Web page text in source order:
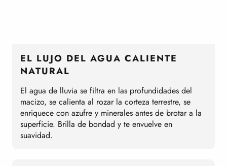
EL LUJO DEL AGUA CALIENTE
NATURAL
El agua de lluvia se filtra en las profundidades del
macizo, se calienta al rozar la corteza terrestre, se
enriquece con azufre y minerales antes de brotar a la
superficie. Brilla de bondad y te envuelve en
suavidad.